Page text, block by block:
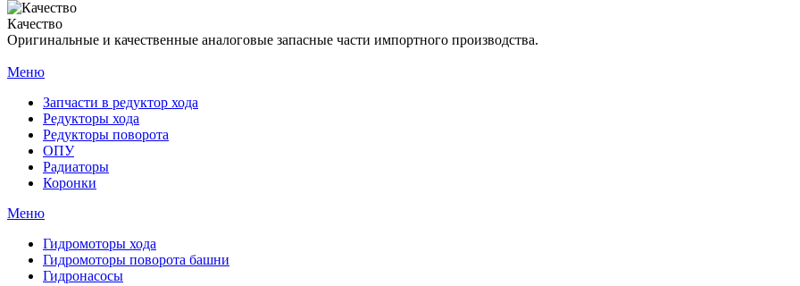
Качество
Оригинальные и качественные аналоговые запасные части импортного производства.
Меню
Запчасти в редуктор хода
Редукторы хода
Редукторы поворота
ОПУ
Радиаторы
Коронки
Меню
Гидромоторы хода
Гидромоторы поворота башни
Гидронасосы